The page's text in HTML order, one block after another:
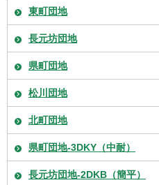
東町団地
長元坊団地
県町団地
松川団地
北町団地
県町団地-3DKY（中耐）
長元坊団地-2DKB（簡平）